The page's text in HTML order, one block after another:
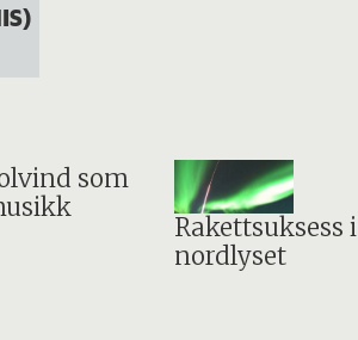
som
Rakettsuksess i
nordlyset